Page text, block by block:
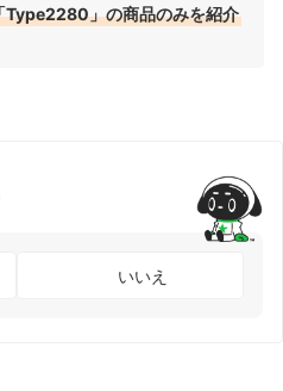
」の商品のみを紹介
いいえ